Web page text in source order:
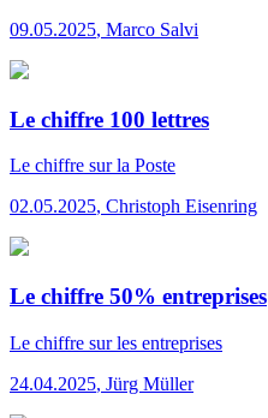
09.05.2025, Marco Salvi
Le chiffre 100 lettres
Le chiffre sur la Poste
02.05.2025, Christoph Eisenring
Le chiffre 50% entreprises
Le chiffre sur les entreprises
24.04.2025, Jürg Müller